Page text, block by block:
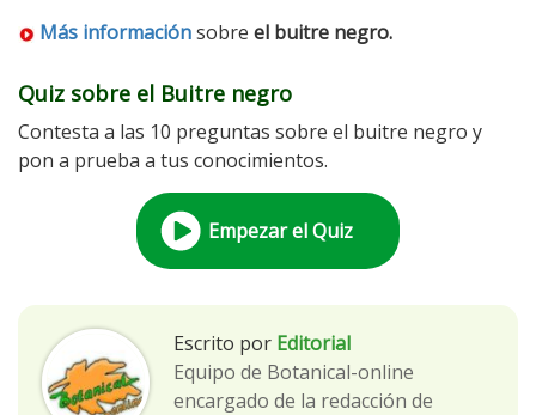
Más informaciónsobre el buitre negro.
Quiz sobre el Buitre negro
Contesta a las 10 preguntas sobre el buitre negro y
pon a prueba a tus conocimientos.
Empezar el Quiz
Escrito por Editorial
Equipo de Botanical-online
encargado de la redacción de